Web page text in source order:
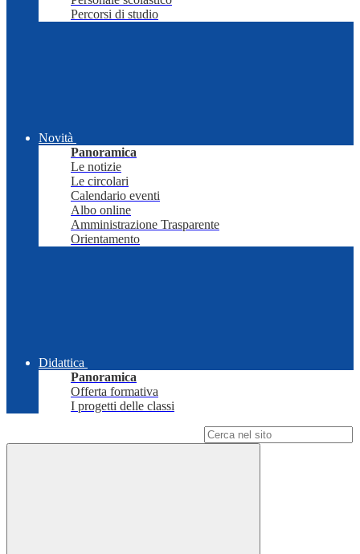
Percorsi di studio
Novità
Panoramica
Le notizie
Le circolari
Calendario eventi
Albo online
Amministrazione Trasparente
Orientamento
Didattica
Panoramica
Offerta formativa
I progetti delle classi